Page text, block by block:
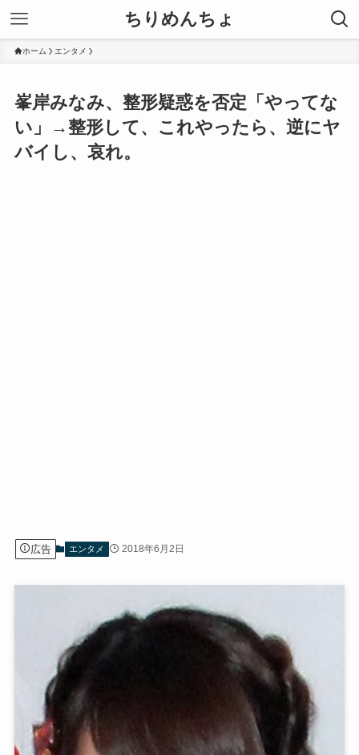
ちりめんちょ
ホーム エンタメ
峯岸みなみ、整形疑惑を否定「やってな
い」→整形して、これやったら、逆にヤ
バイし、哀れ。
広告 エンタメ 2018年6月2日